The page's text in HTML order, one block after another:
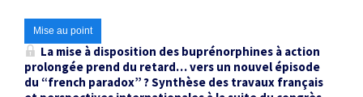
Mise au point
La mise à disposition des buprénorphines à action
prolongée prend du retard… vers un nouvel épisode
du “french paradox” ? Synthèse des travaux français